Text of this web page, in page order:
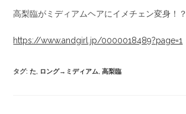
高梨臨がミディアムヘアにイメチェン変身！？
https://www.andgirl.jp/0000018489?page=1
タグ:た, ロング→ミディアム, 高梨臨